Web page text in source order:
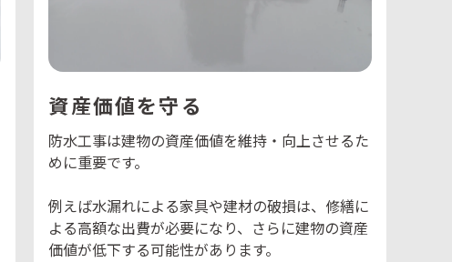
資産価値を守る
防水工事は建物の資産価値を維持・向上させるた
めに重要です。
例えば水漏れによる家具や建材の破損は、修繕に
よる高額な出費が必要になり、さらに建物の資産
価値が低下する可能性があります。